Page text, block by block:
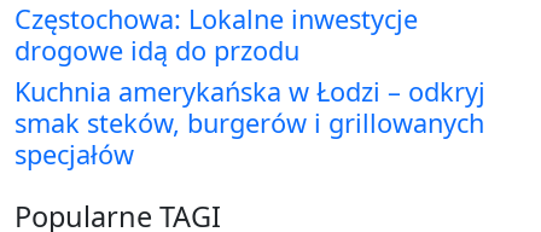
Częstochowa: Lokalne inwestycje
drogowe idą do przodu
Kuchnia amerykańska w Łodzi – odkryj
smak steków, burgerów i grillowanych
specjałów
Popularne TAGI